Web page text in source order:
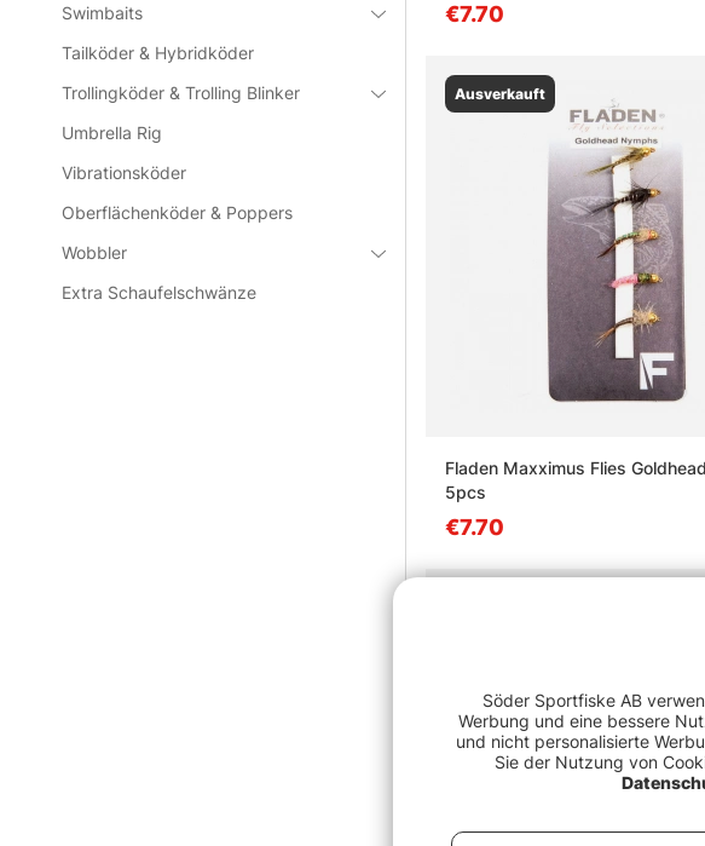
Swimbaits
Tailköder & Hybridköder
Trollingköder & Trolling Blinker
Umbrella Rig
Vibrationsköder
Oberflächenköder & Poppers
Wobbler
Extra Schaufelschwänze
€7.70
Ausverkauft
Fladen Maxximus Flies
5pcs
€7.70
Söder Sportfiske AB
Werbung und eine bessere
und nicht personalisierte
Sie der Nutzung von